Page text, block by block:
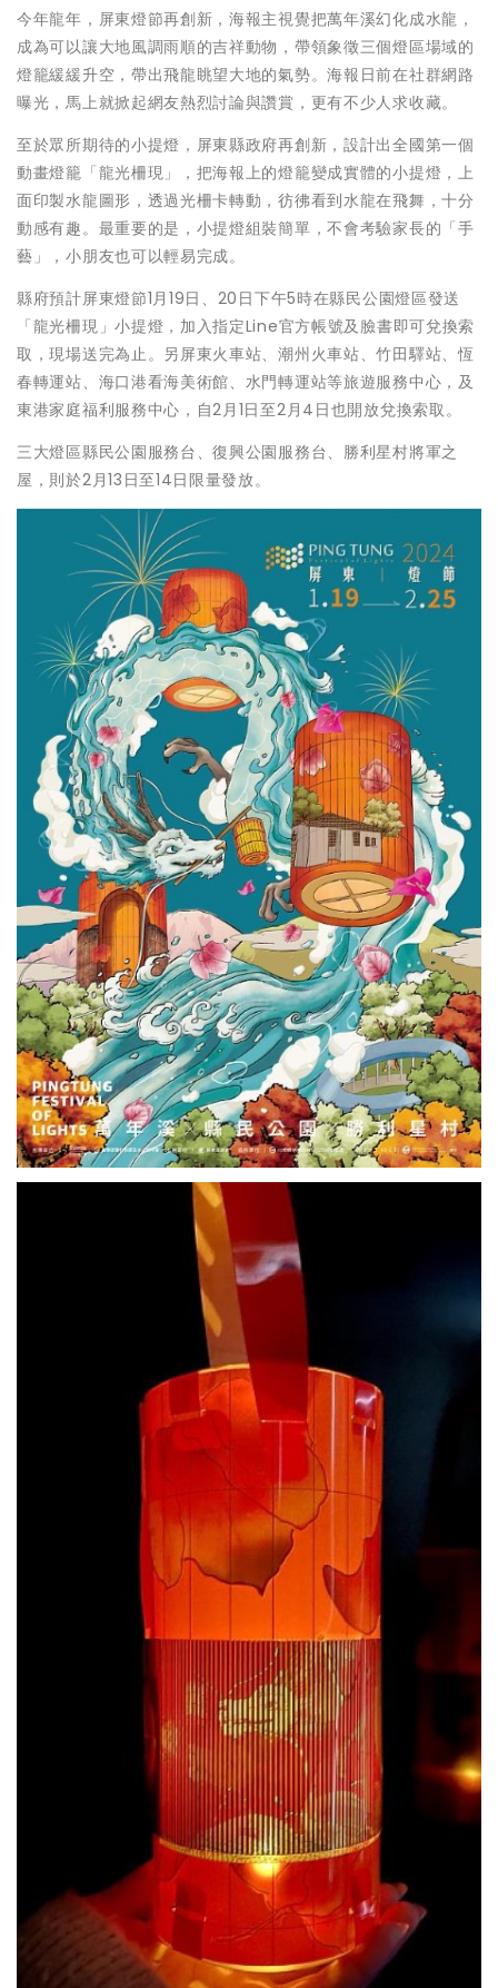
今年龍年，屏東燈節再創新，海報主視覺把萬年溪幻化成水龍，
成為可以讓大地風調雨順的吉祥動物，帶領象徵三個燈區場域的
燈籠緩緩升空，帶出飛龍眺望大地的氣勢。海報日前在社群網路
曝光，馬上就掀起網友熱烈討論與讚賞，更有不少人求收藏。
至於眾所期待的小提燈，屏東縣政府再創新，設計出全國第一個
動畫燈籠「龍光柵現」，把海報上的燈籠變成實體的小提燈，上
面印製水龍圖形，透過光柵卡轉動，彷彿看到水龍在飛舞，十分
動感有趣。最重要的是，小提燈組裝簡單，不會考驗家長的「手
藝」，小朋友也可以輕易完成。
縣府預計屏東燈節1月19日、20日下午5時在縣民公園燈區發送
「龍光柵現」小提燈，加入指定Line官方帳號及臉書即可兌換索
取，現場送完為止。另屏東火車站、潮州火車站、竹田驛站、恆
春轉運站、海口港看海美術館、水門轉運站等旅遊服務中心，及
東港家庭福利服務中心，自2月1日至2月4日也開放兌換索取。
三大燈區縣民公園服務台、復興公園服務台、勝利星村將軍之
屋，則於2月13日至14日限量發放。